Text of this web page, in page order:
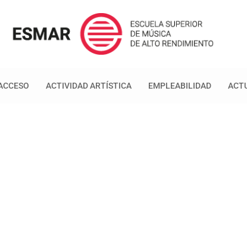
ACTIVIDAD ARTÍSTICA EMPLEABILIDAD